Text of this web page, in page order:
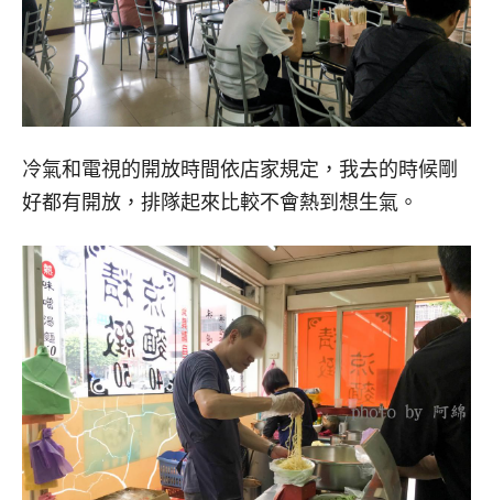
冷氣和電視的開放時間依店家規定，我去的時候剛
好都有開放，排隊起來比較不會熱到想生氣。